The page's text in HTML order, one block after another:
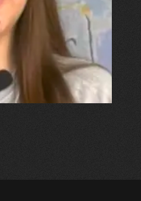
та
донька
йти